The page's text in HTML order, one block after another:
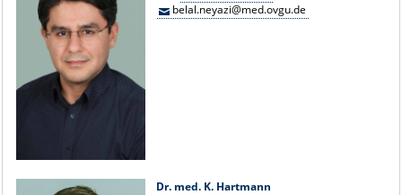
belal.neyazi@med.ovgu.de
Dr. med. K. Hartmann